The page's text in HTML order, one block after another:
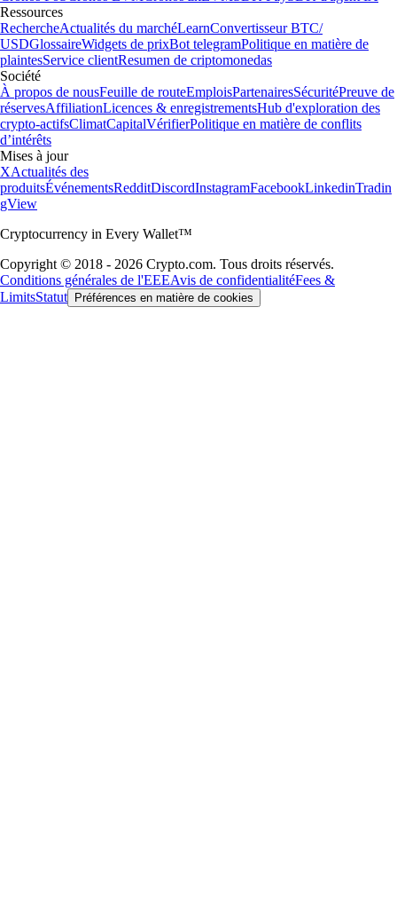
Ressources
RechercheActualités du marchéLearnConvertisseur BTC/
USDGlossaireWidgets de prixBot telegramPolitique en matière de
plaintesService clientResumen de criptomonedas
Société
À propos de nousFeuille de routeEmploisPartenairesSécuritéPreuve de
réservesAffiliationLicences & enregistrementsHub d'exploration des
crypto-actifsClimatCapitalVérifierPolitique en matière de conflits
d’intérêts
Mises à jour
XActualités des
produitsÉvénementsRedditDiscordInstagramFacebookLinkedinTradin
gView
Cryptocurrency in Every Wallet™
Copyright © 2018 - 2026 Crypto.com. Tous droits réservés.
Conditions générales de l'EEEAvis de confidentialitéFees &
LimitsStatut Préférences en matière de cookies